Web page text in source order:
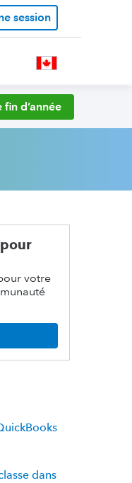
session
d’année
votre
dans